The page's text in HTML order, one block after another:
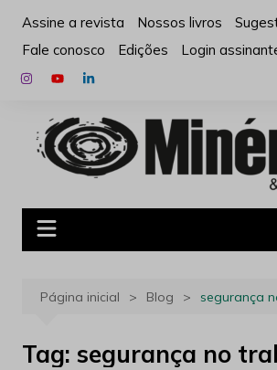
para
conteúdo
Assine a revista Nossos livros
Fale conosco
Edições Login
Página inicial Blog segurança
Tag: segurança no